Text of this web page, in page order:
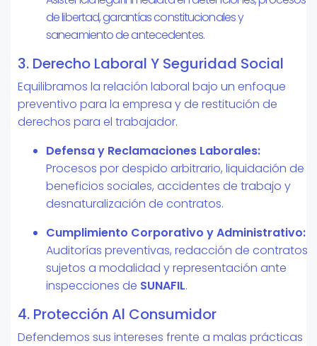
de libertad, garantías constitucionales y
saneamiento de antecedentes.
3. Derecho Laboral Y Seguridad Social
Equilibramos la relación laboral bajo un enfoque
preventivo para la empresa y de restitución de
derechos para el trabajador.
Defensa y Reclamaciones Laborales:
Procesos por despido arbitrario, liquidación de
beneficios sociales, accidentes de trabajo y
desnaturalización de contratos.
Cumplimiento Corporativo y Administrativo:
Auditorías preventivas, redacción de contratos
sujetos a modalidad y representación ante
inspecciones de SUNAFIL.
4. Protección Al Consumidor
Defendemos sus intereses frente a malas prácticas